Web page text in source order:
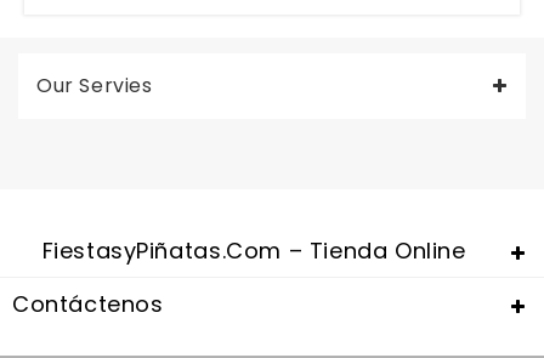
Our Servies
FiestasyPiñatas.com – Tienda Online
Contáctenos